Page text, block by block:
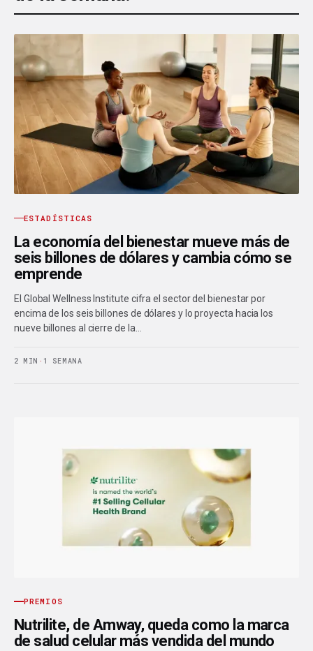
ESTADÍSTICAS
La economía del bienestar mueve más de
seis billones de dólares y cambia cómo se
emprende
El Global Wellness Institute cifra el sector del bienestar por
encima de los seis billones de dólares y lo proyecta hacia los
nueve billones al cierre de la…
2 MIN · 1 SEMANA
PREMIOS
Nutrilite, de Amway, queda como la marca
de salud celular más vendida del mundo